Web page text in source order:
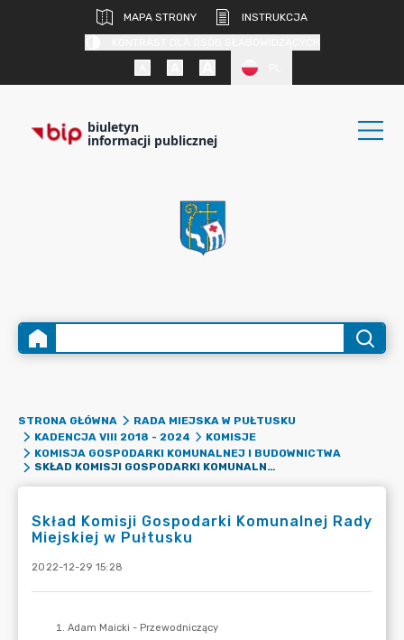
MAPA STRONY
INSTRUKCJA
biuletyn
informacji publicznej
STRONA GŁÓWNA
RADA MIEJSKA W PUŁTUSKU
KADENCJA VIII 2018 - 2024
KOMISJE
KOMISJA GOSPODARKI KOMUNALNEJ I BUDOWNICTWA
SKŁAD KOMISJI GOSPODARKI KOMUNALNEJ RADY MIEJSKIEJ W PUŁTUSKU
Skład Komisji Gospodarki Komunalnej Rady
Miejskiej w Pułtusku
2022-12-29 15:28